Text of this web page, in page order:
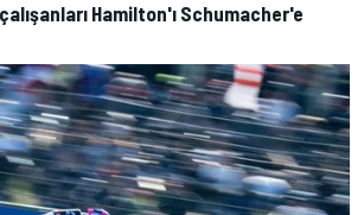
Hamilton'ı Schumacher'e